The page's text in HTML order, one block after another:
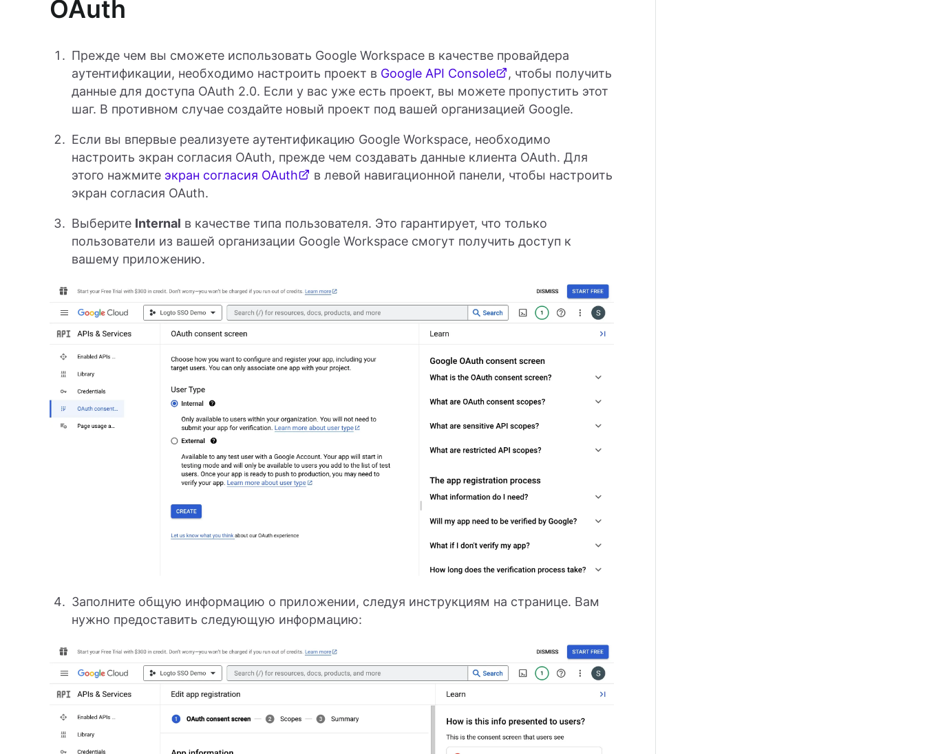
OAuth
Прежде чем вы сможете использовать Google Workspace в качестве провайдера
аутентификации, необходимо настроить проект в Google API Console
, чтобы получить
данные для доступа OAuth 2.0. Если у вас уже есть проект, вы можете пропустить этот
шаг. В противном случае создайте новый проект под вашей организацией Google.
Если вы впервые реализуете аутентификацию Google Workspace, необходимо
настроить экран согласия OAuth, прежде чем создавать данные клиента OAuth. Для
этого нажмите экран согласия OAuth
в левой навигационной панели, чтобы настроить
экран согласия OAuth.
Выберите Internal в качестве типа пользователя. Это гарантирует, что только
пользователи из вашей организации Google Workspace смогут получить доступ к
вашему приложению.
Заполните общую информацию о приложении, следуя инструкциям на странице. Вам
нужно предоставить следующую информацию: